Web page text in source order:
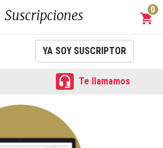
Suscripciones shopping_cart
0
YA SOY SUSCRIPTOR
 Te llamamos